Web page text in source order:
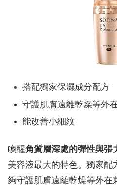
搭配獨家保濕成分配方
守護肌膚遠離乾燥等外
能改善小細紋
喚醒角質層深處的彈性與張
美容液最大的特色。獨家配
夠守護肌膚遠離乾燥等外在